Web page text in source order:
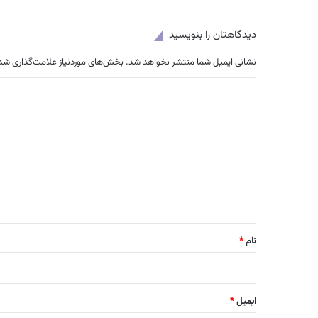
دیدگاهتان را بنویسید
نشانی ایمیل شما منتشر نخواهد شد. بخش‌های موردنیاز علامت‌گذاری
نام*
ایمیل*